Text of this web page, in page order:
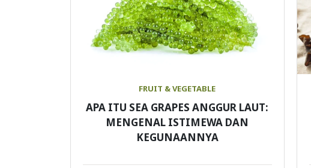
FRUIT & VEGETABLE
APA ITU SEA GRAPES ANGGUR LAUT:
MENGENAL ISTIMEWA DAN
KEGUNAANNYA